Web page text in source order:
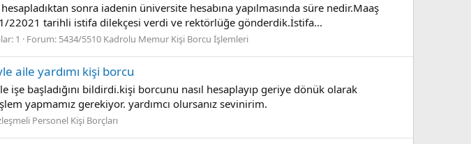
sonra iadenin üniversite hesabına yapılmasında süre nedir.Maaş
22021 tarihli istifa dilekçesi verdi ve rektörlüğe gönderdik.İstifa...
1 Forum: 5434/5510 Kadrolu Memur Kişi Borcu İşlemleri
aile yardımı kişi borcu
başladığını bildirdi.kişi borcunu nasıl hesaplayıp geriye dönük olarak
yapmamız gerekiyor. yardımcı olursanız sevinirim.
Personel Kişi Borçları